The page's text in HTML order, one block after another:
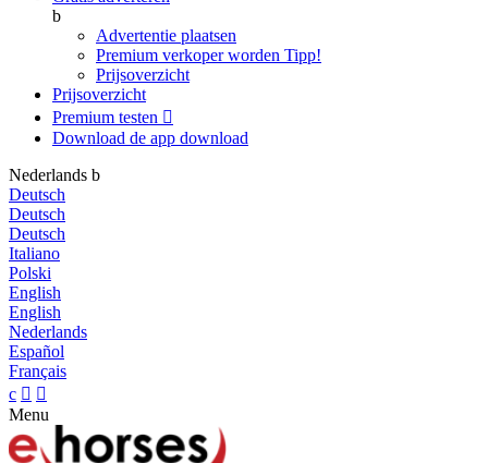
b
Advertentie plaatsen
Premium verkoper worden Tipp!
Prijsoverzicht
Prijsoverzicht
Premium testen 
Download de app download
Nederlands b
Deutsch
Deutsch
Deutsch
Italiano
Polski
English
English
Nederlands
Español
Français
c  
Menu